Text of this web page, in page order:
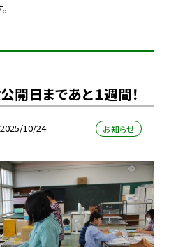
開日まであと１週間！
2025/10/24 お知らせ